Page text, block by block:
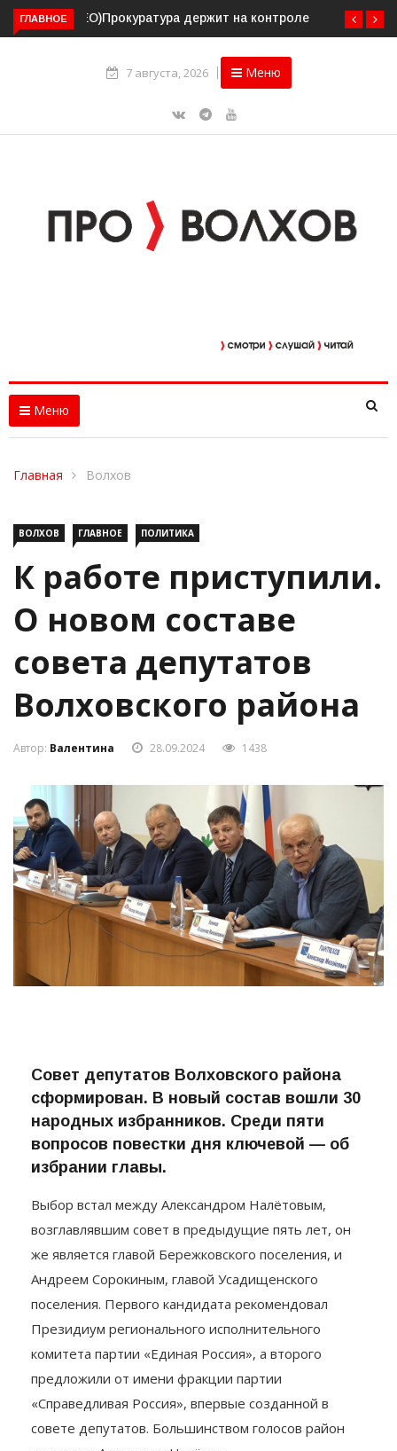
ГЛАВНОЕ
Прокуратура держит на контроле организацию
пассажирских перевозок в Волховском районе
7 августа, 2026
ВОЛХОВ ГЛАВНОЕ ПОЛИТИКА
К работе приступили.
О новом составе
совета депутатов
Волховского района
Автор:Валентина 28.09.2024 1438
Совет депутатов Волховского района
сформирован. В новый состав вошли 30
народных избранников. Среди пяти
вопросов повестки дня ключевой — об
избрании главы.
Выбор встал между Александром Налётовым,
возглавлявшим совет в предыдущие пять лет, он
же является главой Бережковского поселения, и
Андреем Сорокиным, главой Усадищенского
поселения. Первого кандидата рекомендовал
Президиум регионального исполнительного
комитета партии «Единая Россия», а второго
предложили от имени фракции партии
«Справедливая Россия», впервые созданной в